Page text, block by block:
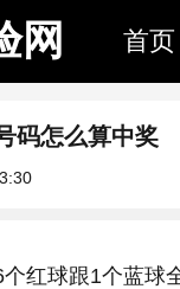
网 首页
码怎么算中奖
红球跟1个蓝球